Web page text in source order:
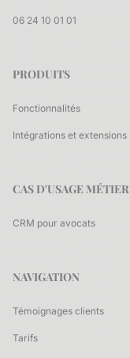
06 24 10 01 01
PRODUITS
Fonctionnalités
Intégrations et extensions
CAS D'USAGE MÉTIER
CRM pour avocats
NAVIGATION
Témoignages clients
Tarifs